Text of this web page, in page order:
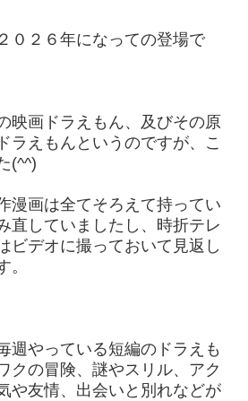
０２６年になっての登場で
映画ドラえもん、及びその原
ラえもんというのですが、こ
(^^)
漫画は全てそろえて持ってい
直していましたし、時折テレ
ビデオに撮っておいて見返し
。
週やっている短編のドラえも
クの冒険、謎やスリル、アク
や友情、出会いと別れなどが